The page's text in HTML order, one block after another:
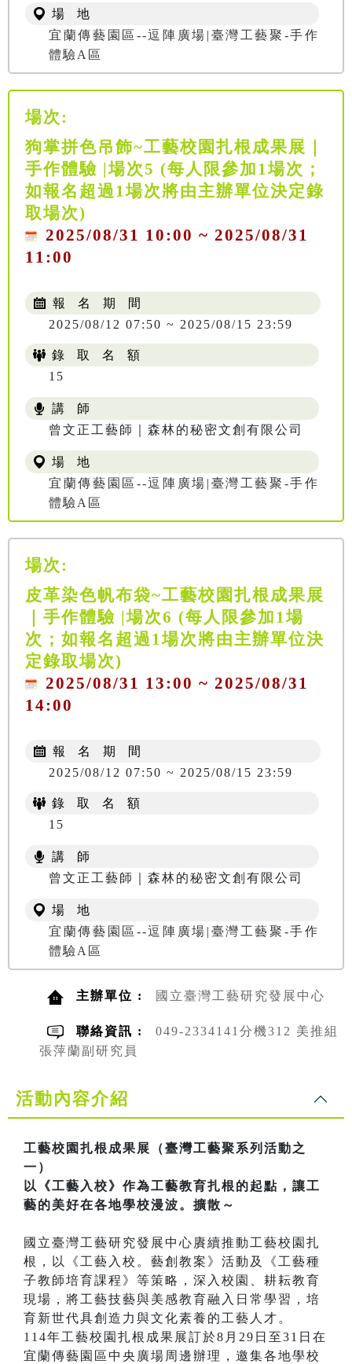
場 地
宜蘭傳藝園區--逗陣廣場|臺灣工藝聚-手作
體驗A區
場次:
狗掌拼色吊飾~工藝校園扎根成果展｜
手作體驗 |場次5 (每人限參加1場次；
如報名超過1場次將由主辦單位決定錄
取場次)
2025/08/31 10:00 ~ 2025/08/31
11:00
報 名 期 間
2025/08/12 07:50 ~ 2025/08/15 23:59
錄 取 名 額
15
講 師
曾文正工藝師｜森林的秘密文創有限公司
場 地
宜蘭傳藝園區--逗陣廣場|臺灣工藝聚-手作
體驗A區
場次:
皮革染色帆布袋~工藝校園扎根成果展
｜手作體驗 |場次6 (每人限參加1場
次；如報名超過1場次將由主辦單位決
定錄取場次)
2025/08/31 13:00 ~ 2025/08/31
14:00
報 名 期 間
2025/08/12 07:50 ~ 2025/08/15 23:59
錄 取 名 額
15
講 師
曾文正工藝師｜森林的秘密文創有限公司
場 地
宜蘭傳藝園區--逗陣廣場|臺灣工藝聚-手作
體驗A區
主辦單位 : 國立臺灣工藝研究發展中心
聯絡資訊 :
049-2334141分機312 美推組
張萍蘭副研究員
活動內容介紹
工藝校園扎根成果展（臺灣工藝聚系列活動之
一）
以《工藝入校》作為工藝教育扎根的起點，讓工
藝的美好在各地學校漫波。擴散～
國立臺灣工藝研究發展中心賡續推動工藝校園扎
根，以《工藝入校。藝創教案》活動及《工藝種
子教師培育課程》等策略，深入校園、耕耘教育
現場，將工藝技藝與美感教育融入日常學習，培
育新世代具創造力與文化素養的工藝人才。
114年工藝校園扎根成果展訂於8月29日至31日在
宜蘭傳藝園區中央廣場周邊辦理，邀集各地學校